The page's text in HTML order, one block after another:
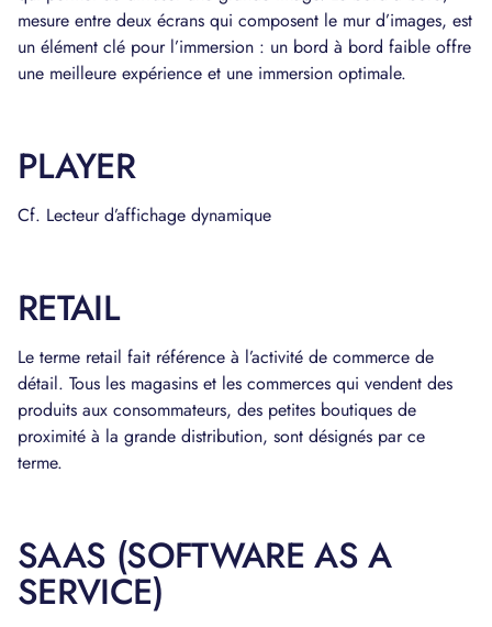
mesure entre deux écrans qui composent le mur d’images, est
un élément clé pour l’immersion : un bord à bord faible offre
une meilleure expérience et une immersion optimale.
PLAYER
Cf. Lecteur d’affichage dynamique
RETAIL
Le terme retail fait référence à l’activité de commerce de
détail. Tous les magasins et les commerces qui vendent des
produits aux consommateurs, des petites boutiques de
proximité à la grande distribution, sont désignés par ce
terme.
SAAS (SOFTWARE AS A
SERVICE)